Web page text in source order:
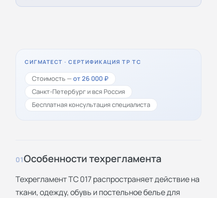
СИГМАТЕСТ · СЕРТИФИКАЦИЯ ТР ТС
Стоимость —от 26 000 ₽
Санкт-Петербург и вся Россия
Бесплатная консультация специалиста
01Особенности техрегламента
Техрегламент ТС 017 распространяет действие на
ткани, одежду, обувь и постельное белье для